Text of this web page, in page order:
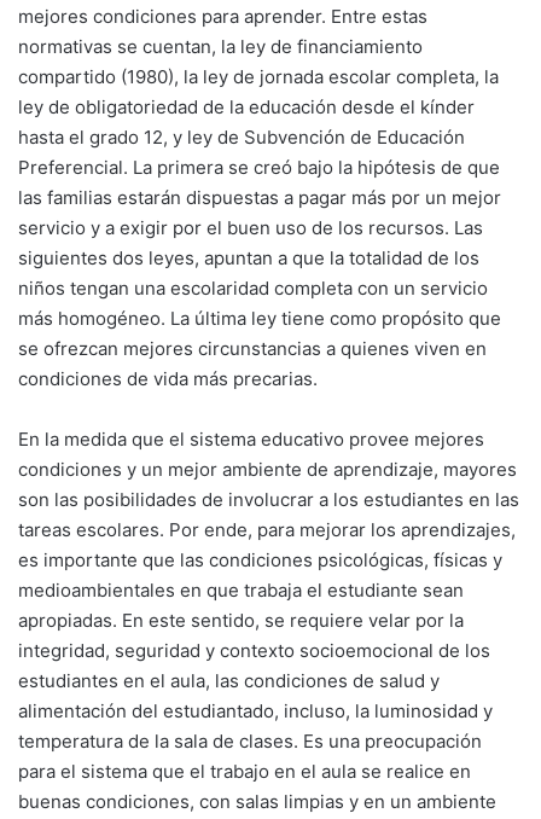
mejores condiciones para aprender. Entre estas
normativas se cuentan, la ley de financiamiento
compartido (1980), la ley de jornada escolar completa, la
ley de obligatoriedad de la educación desde el kínder
hasta el grado 12, y ley de Subvención de Educación
Preferencial. La primera se creó bajo la hipótesis de que
las familias estarán dispuestas a pagar más por un mejor
servicio y a exigir por el buen uso de los recursos. Las
siguientes dos leyes, apuntan a que la totalidad de los
niños tengan una escolaridad completa con un servicio
más homogéneo. La última ley tiene como propósito que
se ofrezcan mejores circunstancias a quienes viven en
condiciones de vida más precarias.
En la medida que el sistema educativo provee mejores
condiciones y un mejor ambiente de aprendizaje, mayores
son las posibilidades de involucrar a los estudiantes en las
tareas escolares. Por ende, para mejorar los aprendizajes,
es importante que las condiciones psicológicas, físicas y
medioambientales en que trabaja el estudiante sean
apropiadas. En este sentido, se requiere velar por la
integridad, seguridad y contexto socioemocional de los
estudiantes en el aula, las condiciones de salud y
alimentación del estudiantado, incluso, la luminosidad y
temperatura de la sala de clases. Es una preocupación
para el sistema que el trabajo en el aula se realice en
buenas condiciones, con salas limpias y en un ambiente